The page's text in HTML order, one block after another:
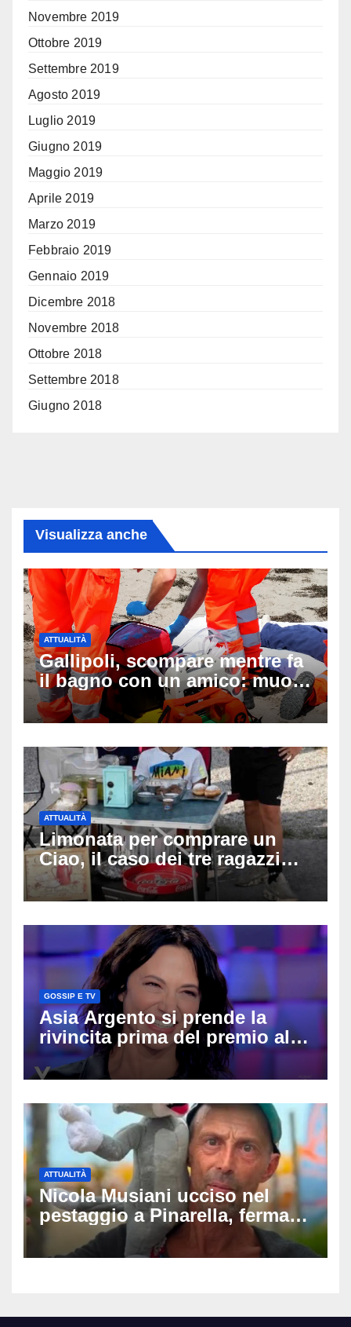
Novembre 2019
Ottobre 2019
Settembre 2019
Agosto 2019
Luglio 2019
Giugno 2019
Maggio 2019
Aprile 2019
Marzo 2019
Febbraio 2019
Gennaio 2019
Dicembre 2018
Novembre 2018
Ottobre 2018
Settembre 2018
Giugno 2018
Visualizza anche
ATTUALITÀ
Gallipoli, scompare mentre fa
il bagno con un amico: muore
a 19 anni dopo 45 minuti di
disperati tentativi di
ATTUALITÀ
Limonata per comprare un
Ciao, il caso dei tre ragazzi
divide l’Italia: Fedriga li invita
in Regione, Vannacci li
GOSSIP E TV
Asia Argento si prende la
rivincita prima del premio alla
carriera: «Mi chiamano
raccomandata e cagna»
ATTUALITÀ
Nicola Musiani ucciso nel
pestaggio a Pinarella, fermati
quattro giovani: la svolta
dopo video, intercettazioni e